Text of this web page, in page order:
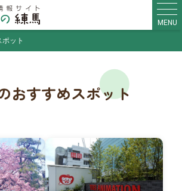
MENU
ット
おすすめスポット